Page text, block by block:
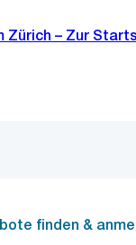
finden &